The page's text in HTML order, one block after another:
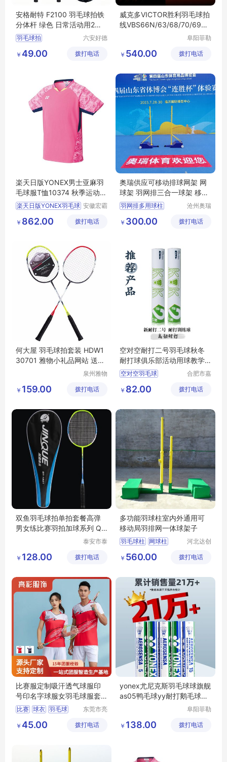
安格耐特 F2100 羽毛球拍铁
分体杆 绿色 日常活动用2支/
副
羽毛球拍
六安好德
公司
￥ 49.00 拨打电话
威克多VICTOR胜利羽毛球拍
线VBS66N/63/68/70/69N
阜阳菲勒
公司
￥ 540.00 拨打电话
楽天日版YONEX男士亚麻羽
毛球服T恤10374 秋季运动球
衣现货
楽天日版YONEX羽毛球 安徽宏霸
有限公司
￥ 862.00 拨打电话
奥瑞供应可移动排球网架 网
球架 羽网排三合一球架 移动
羽毛球柱
羽网排多用球柱
气排球中
沧州奥瑞
制造有限
￥ 300.00 拨打电话
何大屋 羽毛球拍套装 HDW1
30701 雅物小礼品网站 送长
辈健身礼物 MY-ACJJ-（T）
泉州雅物
公司
￥ 159.00 拨打电话
空对空耐打二号羽毛球秋冬
耐打球俱乐部活动用球教学
训练用球
空对空羽毛球
训练羽毛球
合肥市嘉
育用品有
￥ 82.00 拨打电话
双鱼羽毛球拍单拍套餐高弹
男女练比赛羽拍加球系列 QT
泰安市泰
瑞特健身
￥ 128.00 拨打电话
多功能羽球柱室内外通用可
移动局羽排网一体球架子
羽毛球柱 网球柱
铸铁羽毛球柱
河北达创
有限公司
￥ 560.00 拨打电话
比赛服定制吸汗透气球服印
号印名字球服女羽毛球服套
装女款
比赛 球衣 羽毛球
东莞市亮
限公司
￥ 45.00 拨打电话
yonex尤尼克斯羽毛球球旗舰
as05鸭毛球yy耐打鹅毛球AS
阜阳菲勒
公司
￥ 138.00 拨打电话